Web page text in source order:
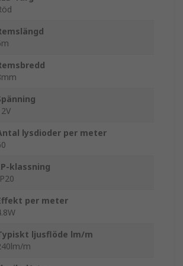
lysdioder per meter
klassning
per meter
ljusflöde lm/m
m